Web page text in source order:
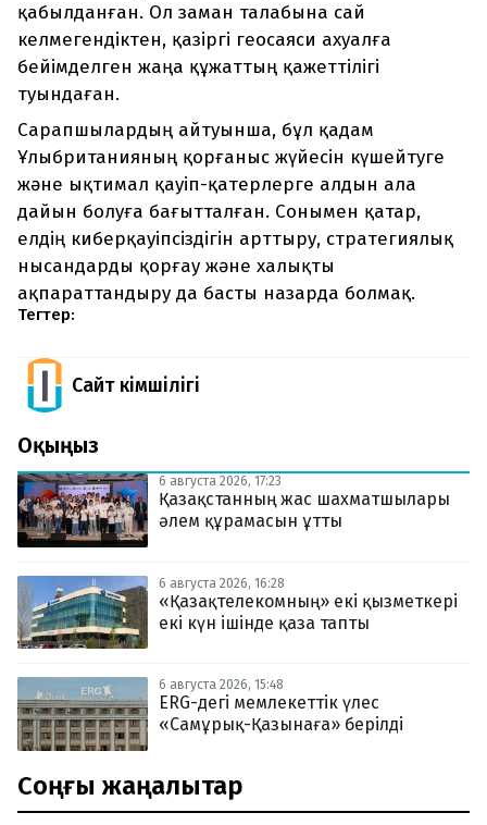
қабылданған. Ол заман талабына сай
келмегендіктен, қазіргі геосаяси ахуалға
бейімделген жаңа құжаттың қажеттілігі
туындаған.
Сарапшылардың айтуынша, бұл қадам
Ұлыбританияның қорғаныс жүйесін күшейтуге
және ықтимал қауіп-қатерлерге алдын ала
дайын болуға бағытталған. Сонымен қатар,
елдің киберқауіпсіздігін арттыру, стратегиялық
нысандарды қорғау және халықты
ақпараттандыру да басты назарда болмақ.
Тегтер:
Сайт Әкімшілігі
Оқыңыз
6 августа 2026, 17:23
Қазақстанның жас шахматшылары
әлем құрамасын ұтты
6 августа 2026, 16:28
«Қазақтелекомның» екі қызметкері
екі күн ішінде қаза тапты
6 августа 2026, 15:48
ERG-дегі мемлекеттік үлес
«Самұрық-Қазынаға» берілді
Соңғы жаңалықтар